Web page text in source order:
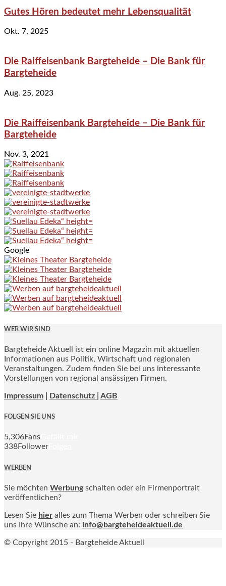
Gutes Hören bedeutet mehr Lebensqualität
Okt. 7, 2025
Die Raiffeisenbank Bargteheide – Die Bank für
Bargteheide
Aug. 25, 2023
Die Raiffeisenbank Bargteheide – Die Bank für
Bargteheide
Nov. 3, 2021
Google
WER WIR SIND
Bargteheide Aktuell ist ein online Magazin mit aktuellen
Informationen aus Politik, Wirtschaft und regionalen
Veranstaltungen. Zudem finden Sie bei uns interessante
Vorstellungen von regional ansässigen Firmen.
Impressum Datenschutz | AGB
FOLGEN SIE UNS
5,306Fans
338Follower
WERBEN
Sie möchten Werbung schalten oder ein Firmenportrait
veröffentlichen?
Lesen Sie hier alles zum Thema Werben oder schreiben Sie
uns Ihre Wünsche an: info@bargteheideaktuell.de
© Copyright 2015 - Bargteheide Aktuell